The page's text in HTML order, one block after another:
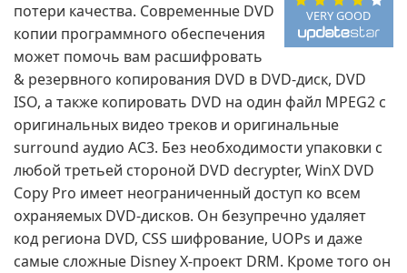
VERY GOOD
потери качества. Современные DVD
копии программного обеспечения
может помочь вам расшифровать
& резервного копирования DVD в DVD-диск, DVD
ISO, а также копировать DVD на один файл MPEG2 с
оригинальных видео треков и оригинальные
surround аудио AC3. Без необходимости упаковки с
любой третьей стороной DVD decrypter, WinX DVD
Copy Pro имеет неограниченный доступ ко всем
охраняемых DVD-дисков. Он безупречно удаляет
код региона DVD, CSS шифрование, UOPs и даже
самые сложные Disney X-проект DRM. Кроме того он